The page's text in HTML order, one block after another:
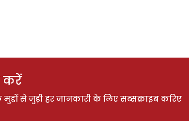
करें
से जुड़ी हर जानकारी के लिए सब्सक्राइब करिए